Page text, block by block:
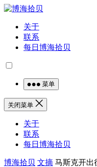
关于
联系
每日博海拾贝
菜单
关闭菜单
关于
联系
每日博海拾贝
博海拾贝 文摘 马斯克开